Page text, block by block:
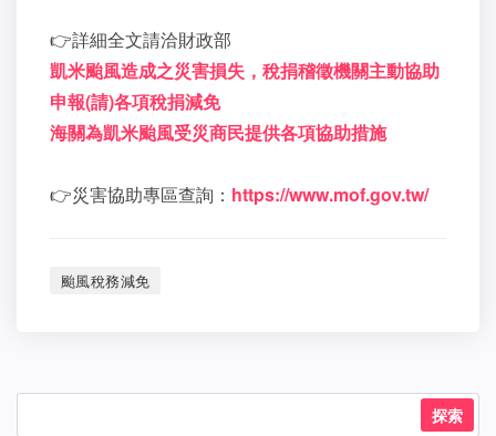
👉詳細全文請洽財政部
凱米颱風造成之災害損失，稅捐稽徵機關主動協助
申報(請)各項稅捐減免
海關為凱米颱風受災商民提供各項協助措施
👉災害協助專區查詢： https://www.mof.gov.tw/
颱風稅務減免